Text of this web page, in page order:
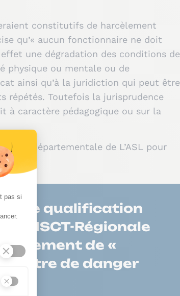
constitutifs de harcèlement
qu’« aucun fonctionnaire ne doit
une dégradation des conditions de
physique ou mentale ou de
ainsi qu’à la juridiction qui peut être
répétés. Toutefois la jurisprudence
à caractère pédagogique ou sur la
départementale de L’ASL pour
une qualification
CHSCT-Régionale
de «
de danger